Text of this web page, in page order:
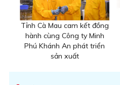
Tỉnh Cà Mau cam kết đồng
hành cùng Công ty Minh
Phú Khánh An phát triển
sản xuất